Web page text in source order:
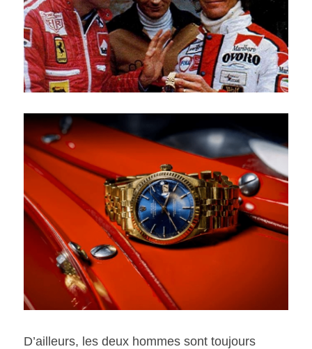
D’ailleurs, les deux hommes sont toujours